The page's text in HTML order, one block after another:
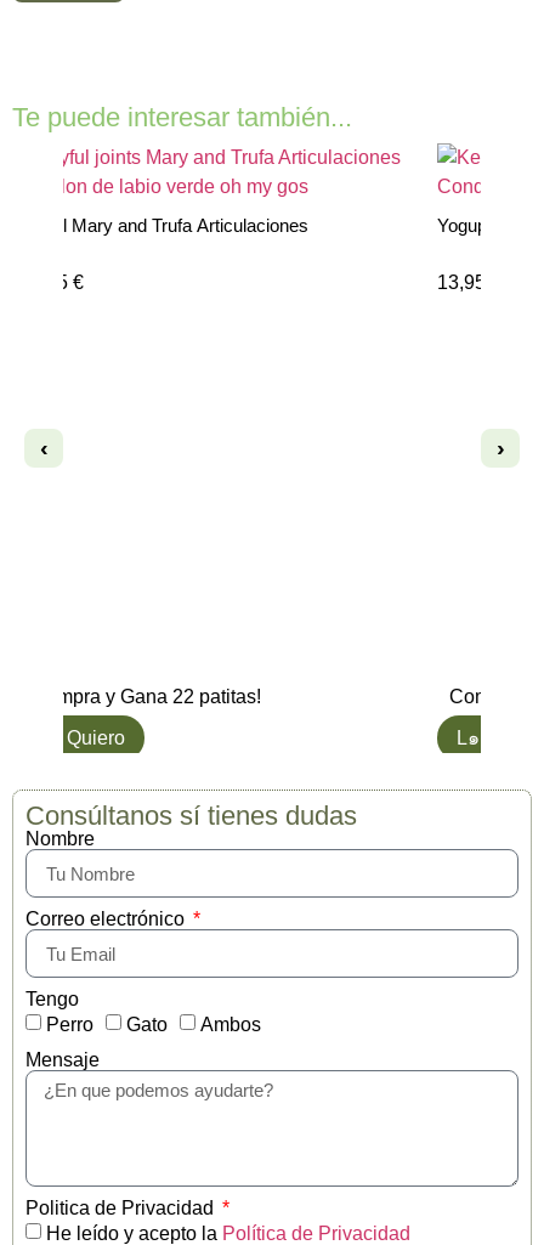
Te puede interesar también...
‹
Articular Glucosamina y Condroitina
Compra y Gana 13 patitas!
L๑ Quiero
Compra y
L๑ Quiero
›
Consúltanos sí tienes dudas
Nombre
Correo electrónico
Tengo
Perro
Gato
Ambos
Mensaje
Politica de Privacidad
He leído y acepto la Política de Privacidad